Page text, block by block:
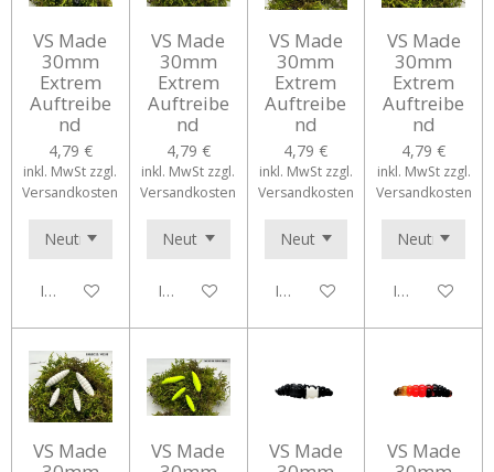
VS Made
30mm
Extrem
Auftreibe
nd
4,79 €
inkl. MwSt zzgl.
Versandkosten
In den Warenkorb
VS Made
30mm
Extrem
Auftreibe
nd
4,79 €
inkl. MwSt zzgl.
Versandkosten
In den Warenkorb
VS Made
30mm
Extrem
Auftreibe
nd
4,79 €
inkl. MwSt zzgl.
Versandkosten
In den Warenkorb
VS Made
30mm
Extrem
Auftreibe
nd
4,79 €
inkl. MwSt zzgl.
Versandkosten
In den
VS Made
VS Made
VS Made
VS Made